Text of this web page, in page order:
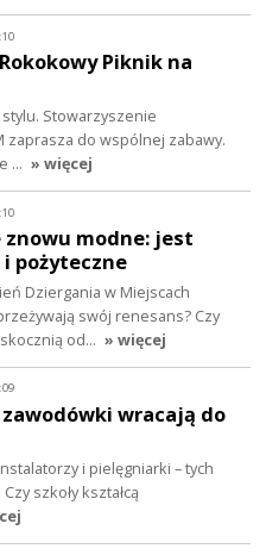
Piknik na
stylu. Stowarzyszenie
zaprasza do wspólnej zabawy.
… » więcej
znowu modne: jest
pożyteczne
Dziergania w Miejscach
swój renesans? Czy
od… » więcej
wracają do
i pielęgniarki – tych
szkoły kształcą